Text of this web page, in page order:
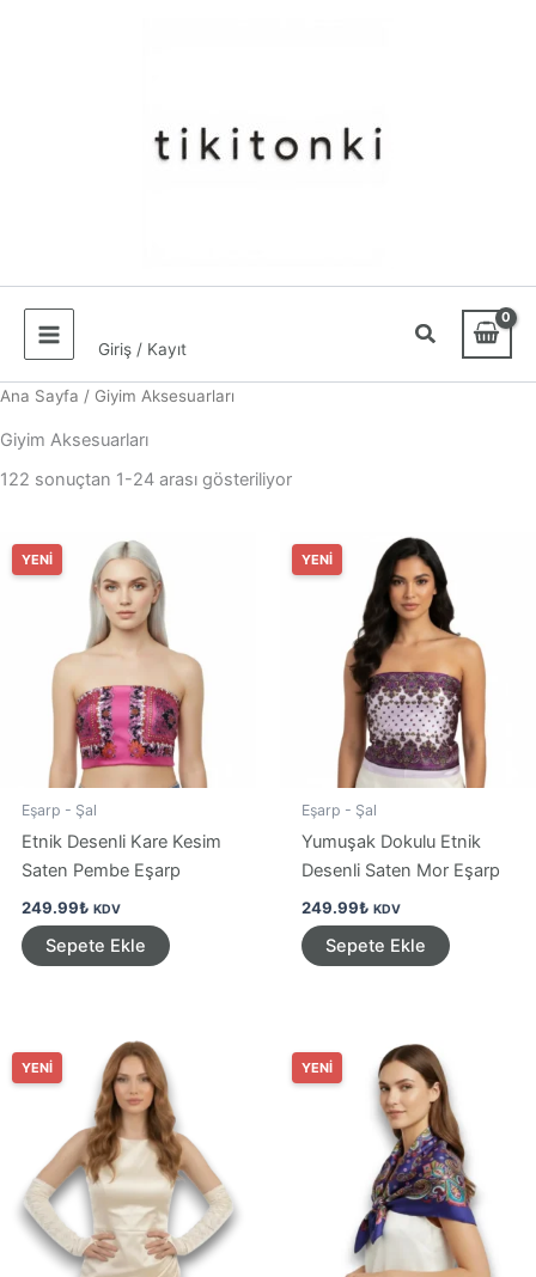
Giriş / Kayıt
Ana Sayfa / Giyim Aksesuarları
Giyim Aksesuarları
122 sonuçtan 1-24 arası gösteriliyorEn
YENİ
Eşarp - Şal
Etnik Desenli Kare Kesim
Saten Pembe Eşarp
249.99₺ KDV
Sepete Ekle
YENİ
Eşarp - Şal
Yumuşak Dokulu Etnik
Desenli Saten Mor Eşarp
249.99₺ KDV
Sepete Ekle
YENİ YENİ